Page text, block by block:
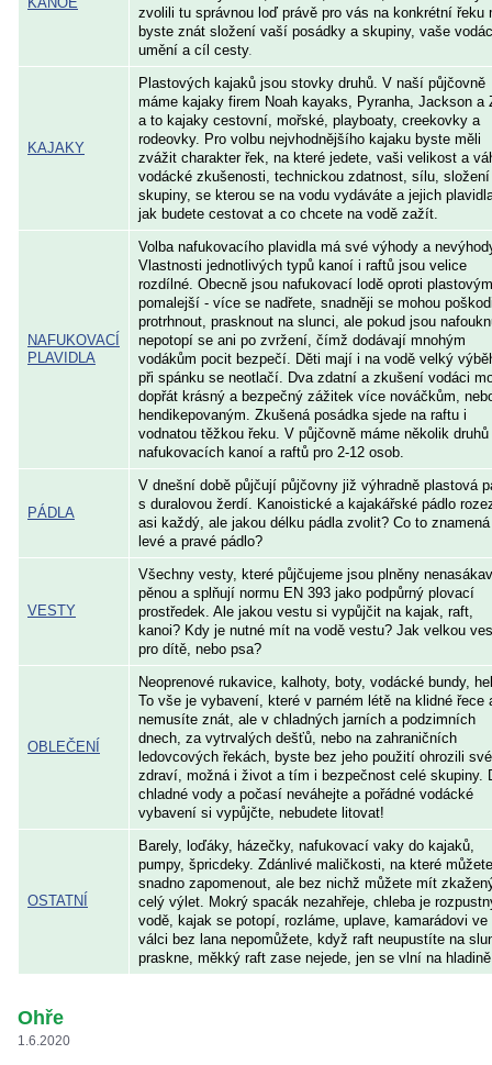
zvolili tu správnou loď právě pro vás na konkrétní řeku
byste znát složení vaší posádky a skupiny, vaše
umění a cíl cesty.
KAJAKY
Plastových kajaků jsou stovky druhů. V naší půjčovně
máme kajaky firem Noah kayaks, Pyranha, Jackson a
a to kajaky cestovní, mořské, playboaty, creekovky a
rodeovky. Pro volbu nejvhodnějšího kajaku byste měli
zvážit charakter řek, na které jedete, vaši velikost a
vodácké zkušenosti, technickou zdatnost, sílu, složení
skupiny, se kterou se na vodu vydáváte a jejich
jak budete cestovat a co chcete na vodě zažít.
NAFUKOVACÍ
PLAVIDLA
Volba nafukovacího plavidla má své výhody a
Vlastnosti jednotlivých typů kanoí i raftů jsou velice
rozdílné. Obecně jsou nafukovací lodě oproti plastovým
pomalejší - více se nadřete, snadněji se mohou
protrhnout, prasknout na slunci, ale pokud jsou
nepotopí se ani po zvržení, čímž dodávají mnohým
vodákům pocit bezpečí. Děti mají i na vodě velký
při spánku se neotlačí. Dva zdatní a zkušení vodáci
dopřát krásný a bezpečný zážitek více nováčkům,
hendikepovaným. Zkušená posádka sjede na raftu i
vodnatou těžkou řeku. V půjčovně máme několik druhů
nafukovacích kanoí a raftů pro 2-12 osob.
PÁDLA
V dnešní době půjčují půjčovny již výhradně plastová
s duralovou žerdí. Kanoistické a kajakářské pádlo
asi každý, ale jakou délku pádla zvolit? Co to znamená
levé a pravé pádlo?
VESTY
Všechny vesty, které půjčujeme jsou plněny
pěnou a splňují normu EN 393 jako podpůrný plovací
prostředek. Ale jakou vestu si vypůjčit na kajak, raft,
kanoi? Kdy je nutné mít na vodě vestu? Jak velkou
pro dítě, nebo psa?
OBLEČENÍ
Neoprenové rukavice, kalhoty, boty, vodácké bundy,
To vše je vybavení, které v parném létě na klidné řece
nemusíte znát, ale v chladných jarních a podzimních
dnech, za vytrvalých dešťů, nebo na zahraničních
ledovcových řekách, byste bez jeho použití ohrozili své
zdraví, možná i život a tím i bezpečnost celé skupiny.
chladné vody a počasí neváhejte a pořádné vodácké
vybavení si vypůjčte, nebudete litovat!
OSTATNÍ
Barely, loďáky, házečky, nafukovací vaky do kajaků,
pumpy, špricdeky. Zdánlivé maličkosti, na které můžete
snadno zapomenout, ale bez nichž můžete mít
celý výlet. Mokrý spacák nezahřeje, chleba je
vodě, kajak se potopí, rozláme, uplave, kamarádovi ve
válci bez lana nepomůžete, když raft neupustíte na
praskne, měkký raft zase nejede, jen se vlní na
Ohře
1.6.2020